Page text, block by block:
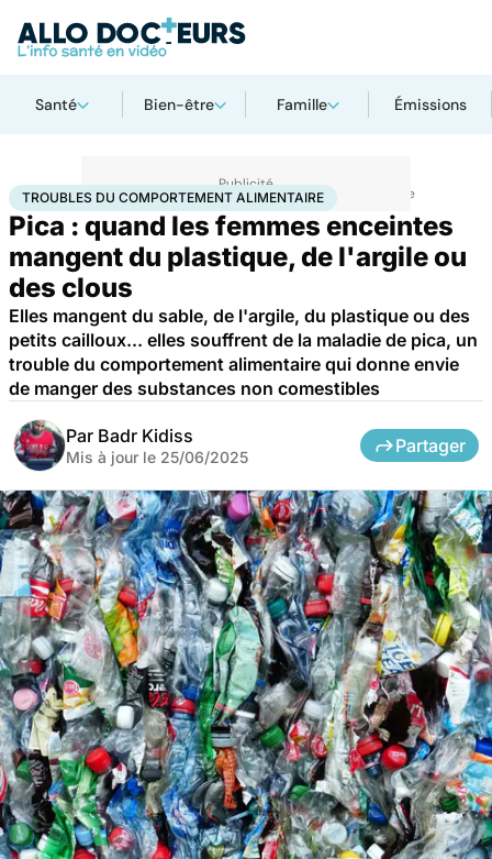
Santé Bien-être Famille Émissions
AccueilFamilleGrossesseTroubles du comportement alimentaire
TROUBLES DU COMPORTEMENT ALIMENTAIRE
Pica : quand les femmes enceintes
mangent du plastique, de l'argile ou
des clous
Elles mangent du sable, de l'argile, du plastique ou des
petits cailloux... elles souffrent de la maladie de pica, un
trouble du comportement alimentaire qui donne envie
de manger des substances non comestibles
Par Badr Kidiss
Mis à jour le 25/06/2025
Partager